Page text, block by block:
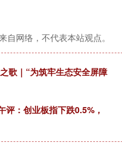
自网络，不代表本站观点。
歌｜“为筑牢生态安全屏障
评：创业板指下跌0.5%，